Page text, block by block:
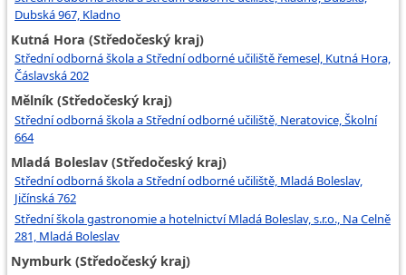
Dubská 967, Kladno
Kutná Hora (Středočeský kraj)
Střední odborná škola a Střední odborné učiliště řemesel, Kutná Hora,
Čáslavská 202
Mělník (Středočeský kraj)
Střední odborná škola a Střední odborné učiliště, Neratovice, Školní
664
Mladá Boleslav (Středočeský kraj)
Střední odborná škola a Střední odborné učiliště, Mladá Boleslav,
Jičínská 762
Střední škola gastronomie a hotelnictví Mladá Boleslav, s.r.o., Na Celně
281, Mladá Boleslav
Nymburk (Středočeský kraj)